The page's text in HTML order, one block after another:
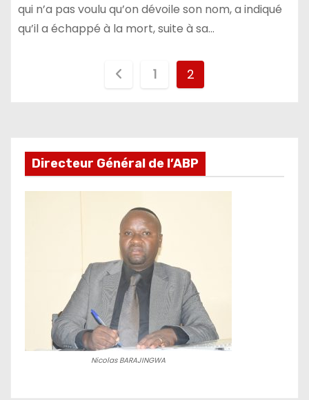
qui n’a pas voulu qu’on dévoile son nom, a indiqué
qu’il a échappé à la mort, suite à sa…
Pagination
1 2
Directeur Général de l’ABP
Nicolas BARAJINGWA